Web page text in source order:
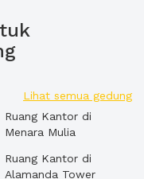
Lihat semua gedung
Ruang Kantor di
Menara Mulia
Ruang Kantor di
Alamanda Tower